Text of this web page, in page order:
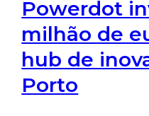
Powerdot
milhão de
hub de
Porto